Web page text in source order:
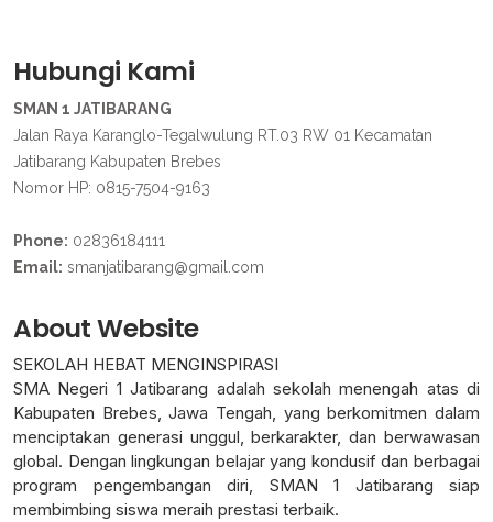
Hubungi Kami
SMAN 1 JATIBARANG
Jalan Raya Karanglo-Tegalwulung RT.03 RW 01 Kecamatan
Jatibarang Kabupaten Brebes
Nomor HP: 0815-7504-9163
Phone: 02836184111
Email: smanjatibarang@gmail.com
About Website
SEKOLAH HEBAT MENGINSPIRASI
SMA Negeri 1 Jatibarang adalah sekolah menengah atas di
Kabupaten Brebes, Jawa Tengah, yang berkomitmen dalam
menciptakan generasi unggul, berkarakter, dan berwawasan
global. Dengan lingkungan belajar yang kondusif dan berbagai
program pengembangan diri, SMAN 1 Jatibarang siap
membimbing siswa meraih prestasi terbaik.